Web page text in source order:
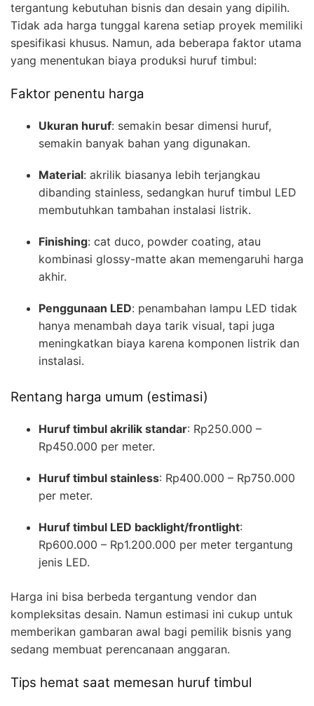
tergantung kebutuhan bisnis dan desain yang dipilih.
Tidak ada harga tunggal karena setiap proyek memiliki
spesifikasi khusus. Namun, ada beberapa faktor utama
yang menentukan biaya produksi huruf timbul:
Faktor penentu harga
Ukuran huruf: semakin besar dimensi huruf,
semakin banyak bahan yang digunakan.
Material: akrilik biasanya lebih terjangkau
dibanding stainless, sedangkan huruf timbul LED
membutuhkan tambahan instalasi listrik.
Finishing: cat duco, powder coating, atau
kombinasi glossy-matte akan memengaruhi harga
akhir.
Penggunaan LED: penambahan lampu LED tidak
hanya menambah daya tarik visual, tapi juga
meningkatkan biaya karena komponen listrik dan
instalasi.
Rentang harga umum (estimasi)
Huruf timbul akrilik standar: Rp250.000 –
Rp450.000 per meter.
Huruf timbul stainless: Rp400.000 – Rp750.000
per meter.
Huruf timbul LED backlight/frontlight:
Rp600.000 – Rp1.200.000 per meter tergantung
jenis LED.
Harga ini bisa berbeda tergantung vendor dan
kompleksitas desain. Namun estimasi ini cukup untuk
memberikan gambaran awal bagi pemilik bisnis yang
sedang membuat perencanaan anggaran.
Tips hemat saat memesan huruf timbul